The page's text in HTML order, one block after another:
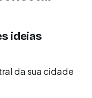
ideias
da sua cidade